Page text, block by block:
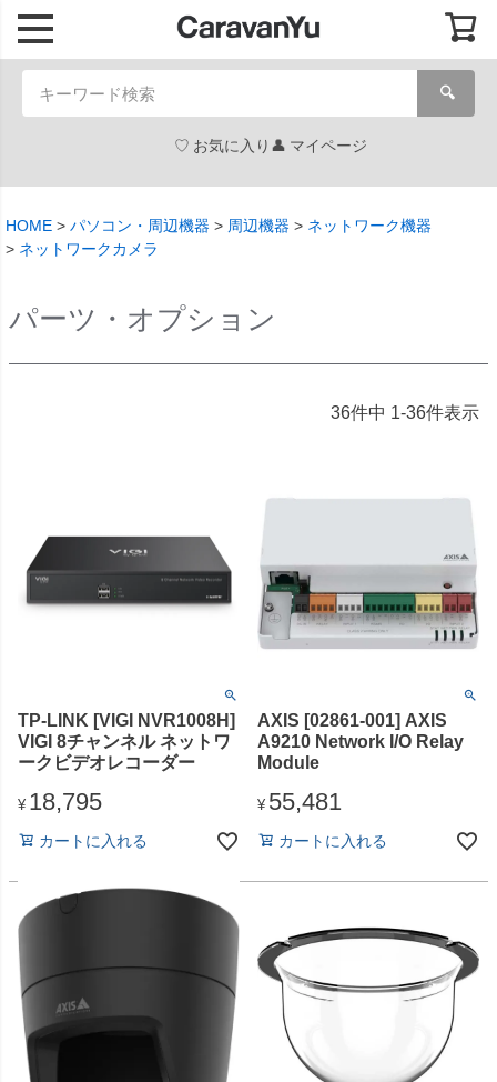
🔍
お気に入り マイページ
HOME パソコン・周辺機器 周辺機器
ネットワーク機器
ネットワークカメラ
パーツ・オプション
36件中 1-36件表示
TP-LINK [VIGI NVR1008H]
VIGI 8チャンネル ネットワ
ークビデオレコーダー
¥ 18,795
カートに入れる
AXIS [02861-001] AXIS
A9210 Network I/O Relay
Module
¥ 55,481
カートに入れる